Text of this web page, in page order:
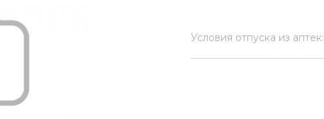
Условия отпуска из аптек: